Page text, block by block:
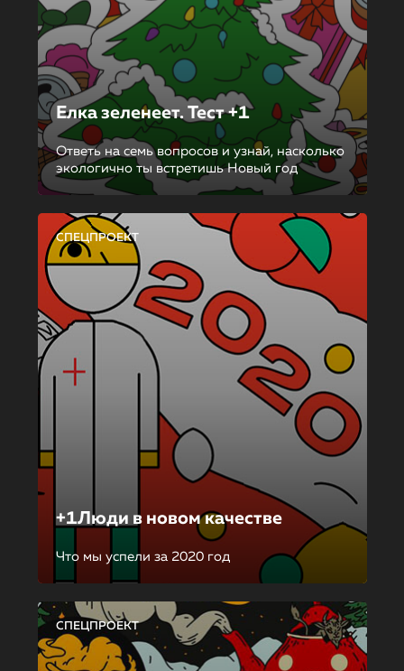
Елка зеленеет. Тест +1
Ответь на семь вопросов и узнай, насколько
экологично ты встретишь Новый год
СПЕЦПРОЕКТ
+1Люди в новом качестве
Что мы успели за 2020 год
СПЕЦПРОЕКТ